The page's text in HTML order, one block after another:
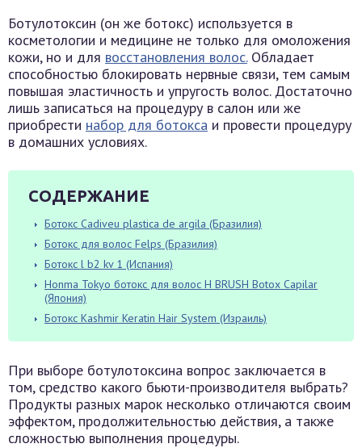
Ботулотоксин (он же ботокс) используется в
косметологии и медицине не только для омоложения
кожи, но и для восстановления волос.Обладает
способностью блокировать нервные связи, тем самым
повышая эластичность и упругость волос. Достаточно
лишь записаться на процедуру в салон или же
приобрести набор для ботокса и провести процедуру
в домашних условиях.
СОДЕРЖАНИЕ
Ботокс Cadiveu plastica de argila (Бразилия)
Ботокс для волос Felps (Бразилия)
Ботокс l b2 kv 1 (Испания)
Honma Tokyo ботокс для волос H BRUSH Botox Capilar
(Япония)
Ботокс Kashmir Keratin Hair System (Израиль)
При выборе ботулотоксина вопрос заключается в
том, средство какого бьюти-производителя выбрать?
Продукты разных марок несколько отличаются своим
эффектом, продолжительностью действия, а также
сложностью выполнения процедуры.